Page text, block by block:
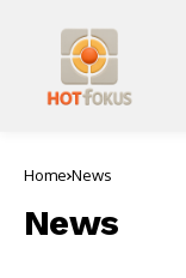
Home News
News